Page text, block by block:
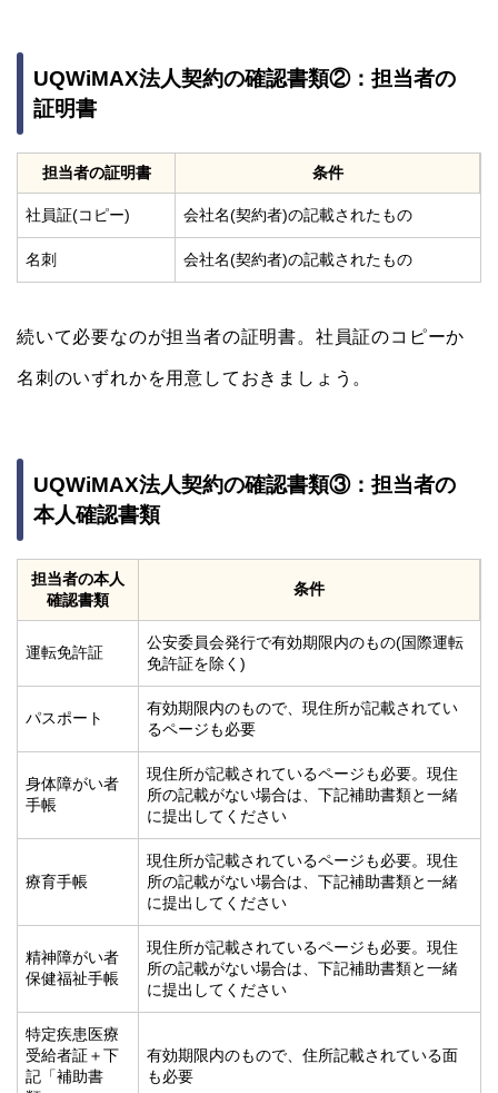
UQWiMAX法人契約の確認書類②：担当者の
証明書
担当者の証明書 条件
社員証(コピー) 会社名(契約者)の記載されたもの
名刺 会社名(契約者)の記載されたもの
続いて必要なのが担当者の証明書。社員証のコピーか
名刺のいずれかを用意しておきましょう。
UQWiMAX法人契約の確認書類③：担当者の
本人確認書類
担当者の本人
確認書類
条件
運転免許証
公安委員会発行で有効期限内のもの(国際運転
免許証を除く)
パスポート
有効期限内のもので、現住所が記載されてい
るページも必要
身体障がい者
手帳
現住所が記載されているページも必要。現住
所の記載がない場合は、下記補助書類と一緒
に提出してください
療育手帳
現住所が記載されているページも必要。現住
所の記載がない場合は、下記補助書類と一緒
に提出してください
精神障がい者
保健福祉手帳
現住所が記載されているページも必要。現住
所の記載がない場合は、下記補助書類と一緒
に提出してください
特定疾患医療
受給者証＋下
記「補助書
有効期限内のもので、住所記載されている面
も必要